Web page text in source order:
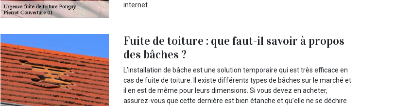
internet.
Fuite de toiture : que faut-il savoir à propos
des bâches ?
L’installation de bâche est une solution temporaire qui est très efficace en
cas de fuite de toiture. Il existe différents types de bâches sur le marché et
il en est de même pour leurs dimensions. Si vous devez en acheter,
assurez-vous que cette dernière est bien étanche et qu’elle ne se déchire